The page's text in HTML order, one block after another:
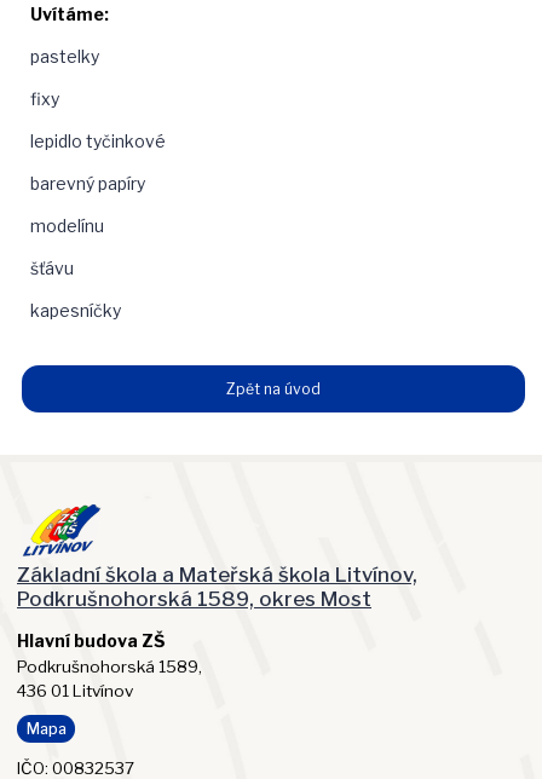
Uvítáme:
pastelky
fixy
lepidlo tyčinkové
barevný papíry
modelínu
šťávu
kapesníčky
Zpět na úvod
Základní škola a Mateřská škola Litvínov,
Podkrušnohorská 1589, okres Most
Hlavní budova ZŠ
Podkrušnohorská 1589,
436 01 Litvínov
Mapa
IČO: 00832537